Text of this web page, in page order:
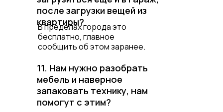
11. Нам нужно разобрать
мебель и наверное
запаковать технику, нам
помогут с этим?
после загрузки вещей из
квартиры?
В пределах города это
бесплатно, главное
сообщить об этом заранее.